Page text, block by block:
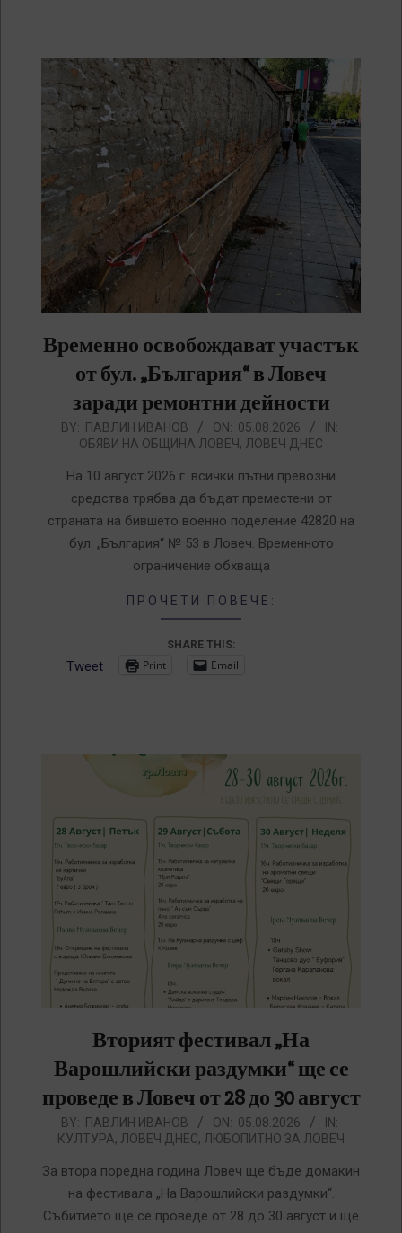
Временно освобождават участък
от бул. „България“ в Ловеч
заради ремонтни дейности
2026-
BY: ПАВЛИН ИВАНОВ ON: 05.08.2026
IN:
ОБЯВИ НА ОБЩИНА ЛОВЕЧ, ЛОВЕЧ ДНЕС
На 10 август 2026 г. всички пътни превозни
средства трябва да бъдат преместени от
страната на бившето военно поделение 42820 на
бул. „България“ № 53 в Ловеч. Временното
ограничение обхваща
ПРОЧЕТИ ПОВЕЧЕ:
SHARE THIS:
Tweet Print Email
Вторият фестивал „На
Варошлийски раздумки“ ще се
проведе в Ловеч от 28 до 30 август
2026-
08-
05
BY: ПАВЛИН ИВАНОВ ON: 05.08.2026
IN:
КУЛТУРА, ЛОВЕЧ ДНЕС, ЛЮБОПИТНО ЗА ЛОВЕЧ
За втора поредна година Ловеч ще бъде домакин
на фестивала „На Варошлийски раздумки“.
Събитието ще се проведе от 28 до 30 август и ще